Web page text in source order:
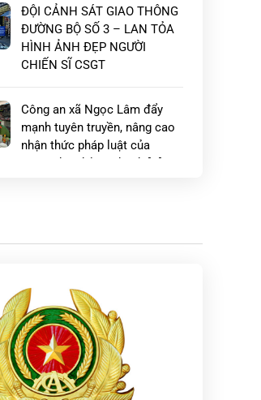
ĐỘI CẢNH SÁT GIAO THÔNG
ĐƯỜNG BỘ SỐ 3 – LAN TỎA
HÌNH ẢNH ĐẸP NGƯỜI
CHIẾN SĨ CSGT
Công an xã Ngọc Lâm đẩy
mạnh tuyên truyền, nâng cao
nhận thức pháp luật của
người dân đối với hành […]
dẫn biện pháp phòng chống
Công an xã Tây Tiền Hải tăng
cường kiểm tra, xử lý vi phạm
về cư trú trên địa bàn xã
Phòng An ninh kinh tế đẩy